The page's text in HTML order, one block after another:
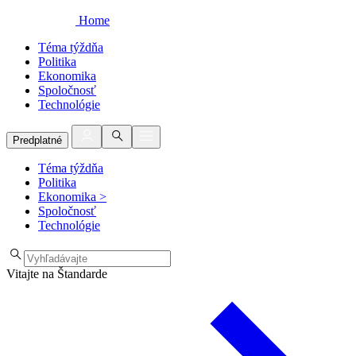
Home
Téma týždňa
Politika
Ekonomika
Spoločnosť
Technológie
Predplatné
Téma týždňa
Politika
Ekonomika >
Spoločnosť
Technológie
Vitajte na Štandarde